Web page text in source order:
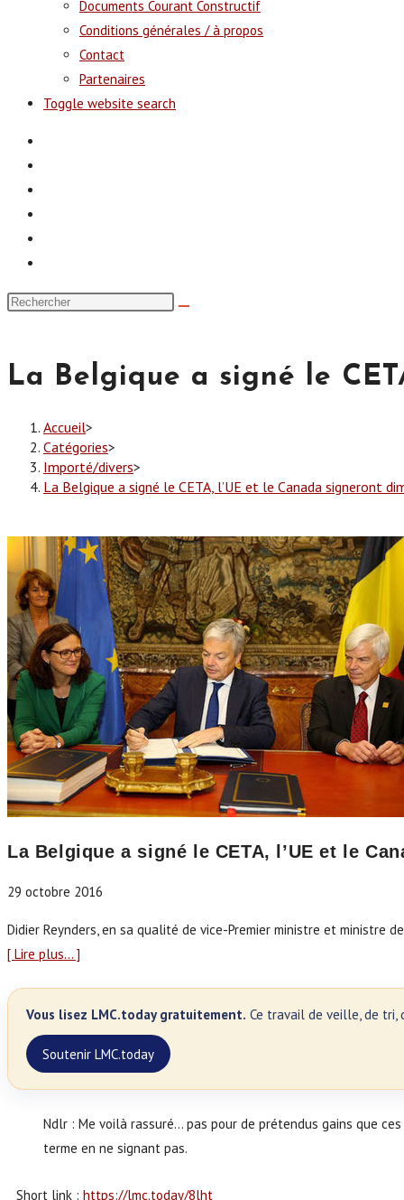
Documents Courant Constructif
Conditions générales / à propos
Contact
Partenaires
Toggle website search
La Belgique a signé le
Accueil>
Catégories>
Importé/divers>
La Belgique a signé le CETA, l’UE et le Canada signeront
La Belgique a signé le CETA, l’UE et le
29 octobre 2016
Didier Reynders, en sa qualité de vice-Premier ministre et ministre
[ Lire plus… ]
Vous lisez LMC.today gratuitement. Ce travail de veille, de tri,
Soutenir LMC.today
Ndlr : Me voilà rassuré… pas pour de prétendus gains que
terme en ne signant pas.
Short link : https://lmc.today/8lht